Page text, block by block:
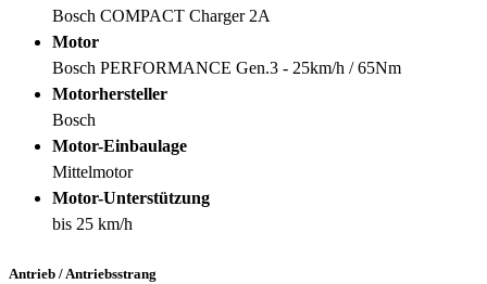
Bosch COMPACT Charger 2A
Motor
Bosch PERFORMANCE Gen.3 - 25km/h / 65Nm
Motorhersteller
Bosch
Motor-Einbaulage
Mittelmotor
Motor-Unterstützung
bis 25 km/h
Antrieb / Antriebsstrang